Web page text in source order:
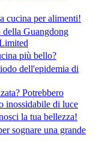
cucina per alimenti!
della Guangdong
più bello?
dell'epidemia di
Potrebbero
inossidabile di luce
la tua bellezza!
sognare una grande